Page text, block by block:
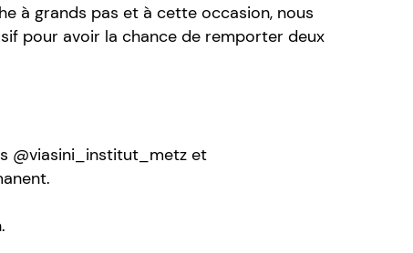
à grands pas et à cette occasion, nous
pour avoir la chance de remporter deux
@viasini_institut_metz et